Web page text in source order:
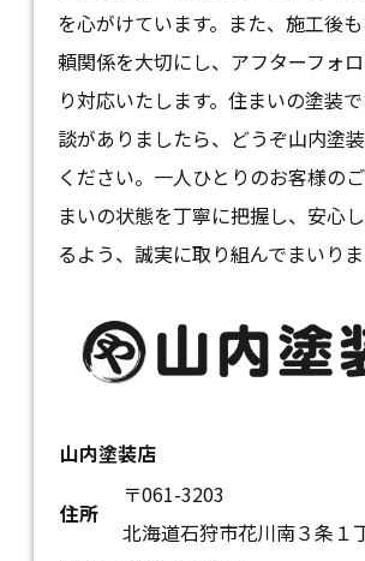
を心がけています。また、施工後
頼関係を大切にし、アフターフォ
り対応いたします。住まいの塗装
談がありましたら、どうぞ山内塗
ください。一人ひとりのお客様の
まいの状態を丁寧に把握し、安心
るよう、誠実に取り組んでまいりま
山内塗装店
住所
〒061-3203
北海道石狩市花川南３条１